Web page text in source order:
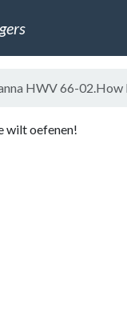
HWV 66-02.How
wilt oefenen!